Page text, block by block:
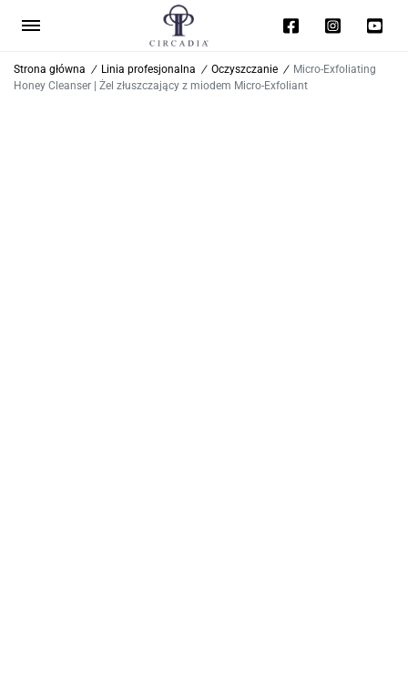
Strona główna / Linia profesjonalna / Oczyszczanie / Micro-Exfoliating
Honey Cleanser | Żel złuszczający z miodem Micro-Exfoliant